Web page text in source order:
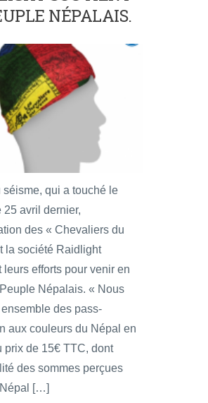
NÉPALAIS.
séisme, qui a touché le
25 avril dernier,
des « Chevaliers du
la société Raidlight
leurs efforts pour venir en
Népalais. « Nous
des pass-
aux couleurs du Népal en
prix de 15€ TTC, dont
des sommes perçues
[…]